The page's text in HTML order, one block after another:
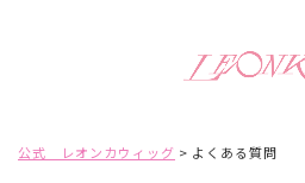
公式 レオンカウィッグ > よくある質問